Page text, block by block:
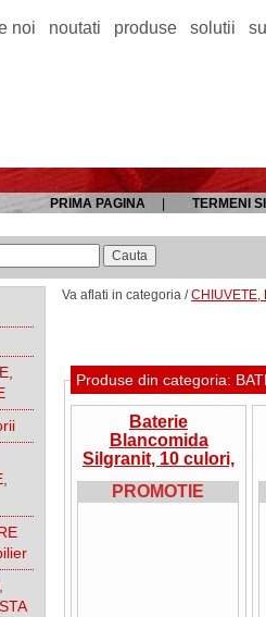
noi noutati produse solutii
PRIMA PAGINA TERMENI
Va aflati in categoria /CHIUVETE,
Produse din categoria:
Baterie
Blancomida
Silgranit, 10 culori,
oferta
PROMOTIE